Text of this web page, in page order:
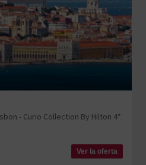
- Curio Collection By Hilton 4*
Ver la oferta